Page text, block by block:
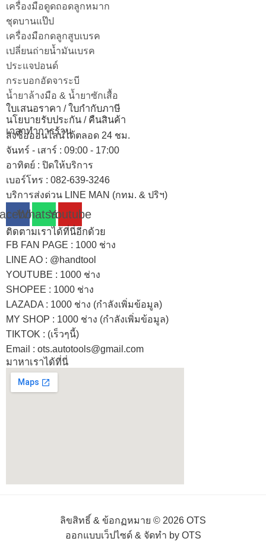
เครื่องมือดูดถอดลูกหมาก
ชุดบานแป๊ป
เครื่องมือกดลูกสูบเบรค
เปลี่ยนถ่ายน้ำมันเบรค
ประแจปอนด์
กระบอกอัดจาระบี
น้ำยาล้างมือ & น้ำยาซักเสื้อ
ใบเสนอราคา / ใบกำกับภาษี
นโยบายรับประกัน / คืนสินค้า
เวลาทำการร้าน
สั่งซื้อออนไลน์ได้ตลอด 24 ชม.
จันทร์ - เสาร์ : 09:00 - 17:00
อาทิตย์ : ปิดให้บริการ
เบอร์โทร : 082-639-3246
บริการส่งด่วน LINE MAN (กทม. & ปริฯ)
WhatsappYoutube
ติดตามเราได้ที่นี่อีกด้วย
FB FAN PAGE : 1000 ช่าง
LINE AO : @handtool
YOUTUBE : 1000 ช่าง
SHOPEE : 1000 ช่าง
LAZADA : 1000 ช่าง (กำลังเพิ่มข้อมูล)
MY SHOP : 1000 ช่าง (กำลังเพิ่มข้อมูล)
TIKTOK : (เร็วๆนี้)
Email : ots.autotools@gmail.com
มาหาเราได้ที่นี่
ลิขสิทธิ์ & ข้อกฏหมาย © 2026 OTS
ออกแบบเว็ปไซด์ & จัดทำ by OTS